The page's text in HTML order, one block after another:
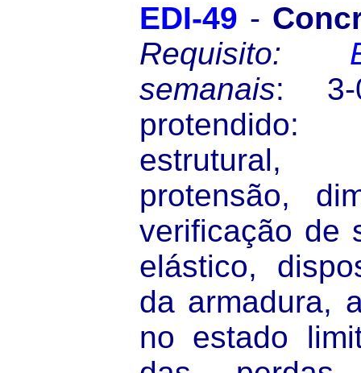
EDI-49 -
Requisito:
semanais: 3-
protendido:
estrutural,
protensão,
verificação de
elástico,
da armadura,
no estado